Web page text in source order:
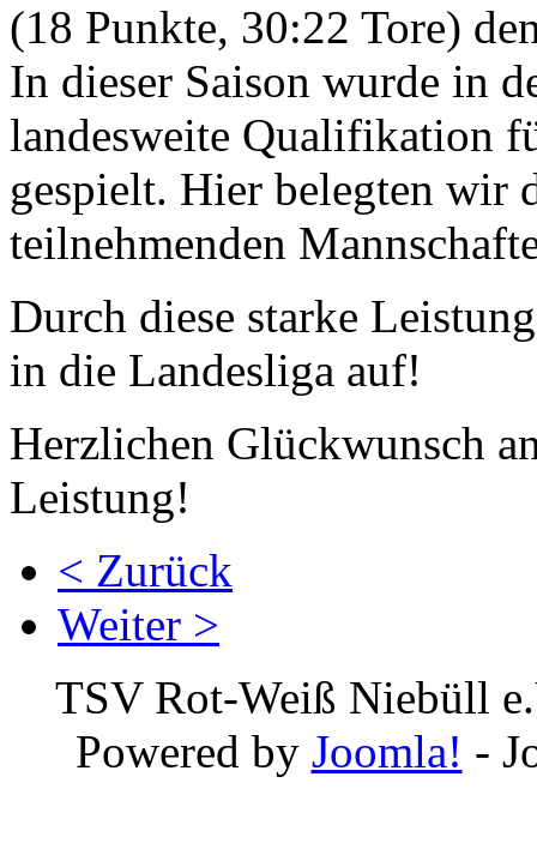
(18 Punkte, 30:22 Tore)
In dieser Saison wurde in
landesweite Qualifikation
gespielt. Hier belegten wir
teilnehmenden
Durch diese starke
in die Landesliga auf!
Herzlichen Glückwunsch
Leistung!
< Zurück
Weiter >
TSV Rot-Weiß Niebüll
Powered by Joomla! -